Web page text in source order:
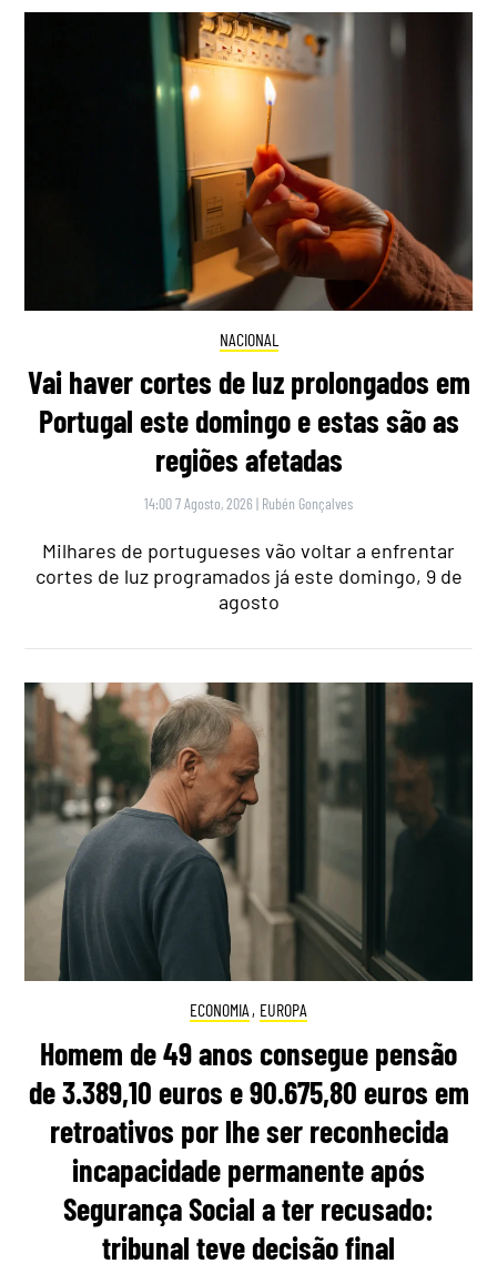
NACIONAL
Vai haver cortes de luz prolongados em
Portugal este domingo e estas são as
regiões afetadas
14:00 7 Agosto, 2026 | Rubén Gonçalves
Milhares de portugueses vão voltar a enfrentar
cortes de luz programados já este domingo, 9 de
agosto
ECONOMIA , EUROPA
Homem de 49 anos consegue pensão
de 3.389,10 euros e 90.675,80 euros em
retroativos por lhe ser reconhecida
incapacidade permanente após
Segurança Social a ter recusado:
tribunal teve decisão final